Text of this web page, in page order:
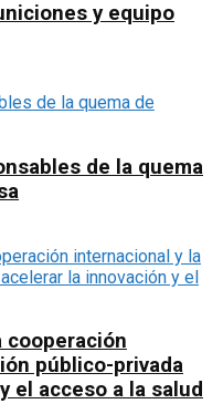
y equipo
de la quema
cooperación
público-privada
el acceso a la salud